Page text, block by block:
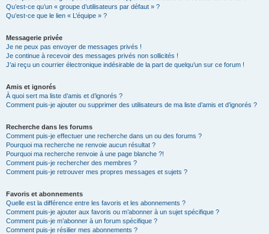
Qu’est-ce qu’un « groupe d’utilisateurs par défaut » ?
Qu’est-ce que le lien « L’équipe » ?
Messagerie privée
Je ne peux pas envoyer de messages privés !
Je continue à recevoir des messages privés non sollicités !
J’ai reçu un courrier électronique indésirable de la part de quelqu’un sur ce forum !
Amis et ignorés
À quoi sert ma liste d’amis et d’ignorés ?
Comment puis-je ajouter ou supprimer des utilisateurs de ma liste d’amis et d’ignorés ?
Recherche dans les forums
Comment puis-je effectuer une recherche dans un ou des forums ?
Pourquoi ma recherche ne renvoie aucun résultat ?
Pourquoi ma recherche renvoie à une page blanche ?!
Comment puis-je rechercher des membres ?
Comment puis-je retrouver mes propres messages et sujets ?
Favoris et abonnements
Quelle est la différence entre les favoris et les abonnements ?
Comment puis-je ajouter aux favoris ou m’abonner à un sujet spécifique ?
Comment puis-je m’abonner à un forum spécifique ?
Comment puis-je résilier mes abonnements ?